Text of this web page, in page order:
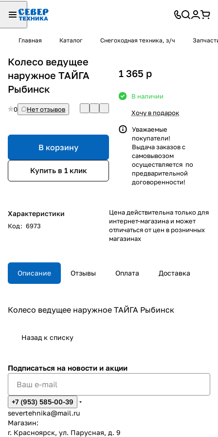
Главная Каталог Снегоходная техника, з/ч
Колесо ведущее
наружное ТАЙГА
Рыбинск
0 Нет отзывов
В корзину
Купить в 1 клик
Характеристики
Код: 6973
1 365 p
В наличии
Хочу в подарок
Уважаемые
покупатели!
Выдача заказов с
самовывозом
осуществляется по
предварительной
договоренности!
Цена действительна только для
интернет-магазина и может
отличаться от цен в розничных
магазинах
Описание Отзывы Оплата Доставка
Колесо ведущее наружное ТАЙГА Рыбинск
Назад к списку
Подписаться на новости и акции
+7 (953) 585-00-39
severtehnika@mail.ru
Магазин:
г. Красноярск, ул. Парусная, д. 9